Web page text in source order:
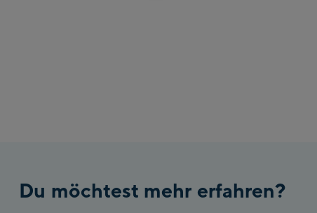
Du möchtest mehr erfahren?